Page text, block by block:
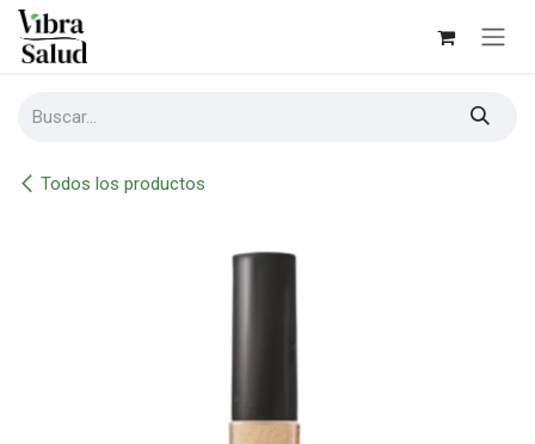
Ir al contenido
Todos los productos